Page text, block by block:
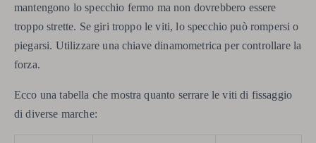
mantengono lo specchio fermo ma non dovrebbero essere
troppo strette. Se giri troppo le viti, lo specchio può rompersi o
piegarsi. Utilizzare una chiave dinamometrica per controllare la
forza.
Ecco una tabella che mostra quanto serrare le viti di fissaggio
di diverse marche: